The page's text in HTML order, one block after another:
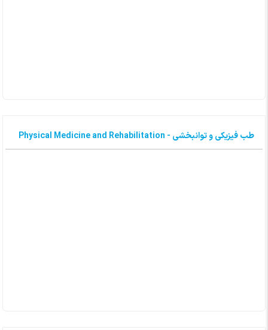
طب فیزیکی و توانبخشی - Physical Medicine and Rehabilitation